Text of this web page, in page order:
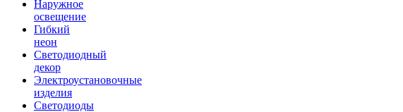
Наружное
освещение
Гибкий
неон
Светодиодный
декор
Электроустановочные
изделия
Светодиоды